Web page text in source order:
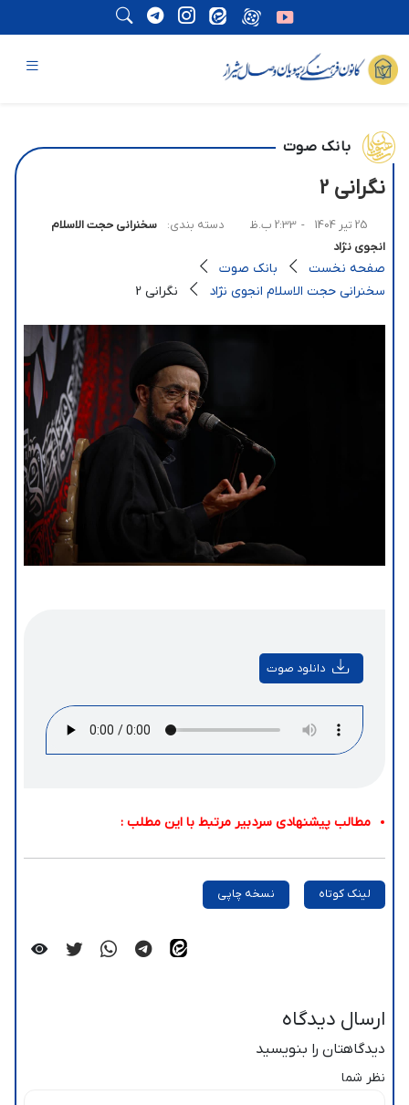
بانک صوت
نگرانی 2
25 تیر 1404 - 2:33 ب.ظ دسته بندی:
سخنرانی حجت الاسلام
انجوی نژاد
صفحه نخست
بانک صوت
سخنرانی حجت الاسلام انجوی نژاد
نگرانی 2
دانلود صوت
مطالب پیشنهادی سردبیر مرتبط با این مطلب :
لینک کوتاه نسخه چاپی
ارسال دیدگاه
دیدگاهتان را بنویسید
نظر شما